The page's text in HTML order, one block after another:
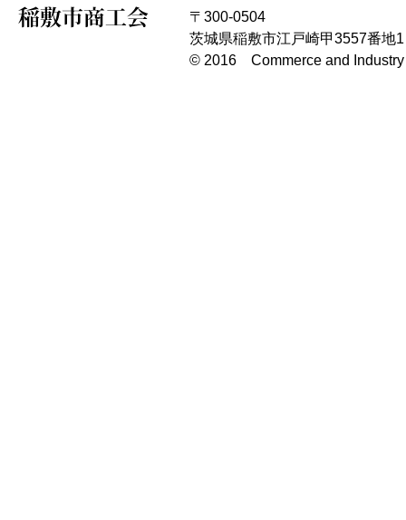
〒300-0504
茨城県稲敷市江戸崎甲3557番
© 2016 Commerce and Industry